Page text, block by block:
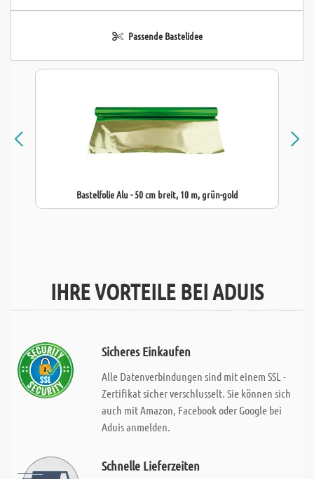
Passende Bastelidee
Bastelfolie Alu - 50 cm breit, 10 m, grün-gold
IHRE VORTEILE BEI ADUIS
Sicheres Einkaufen
Alle Datenverbindungen sind mit einem SSL -
Zertifikat sicher verschlusselt. Sie können sich
auch mit Amazon, Facebook oder Google bei
Aduis anmelden.
Schnelle Lieferzeiten